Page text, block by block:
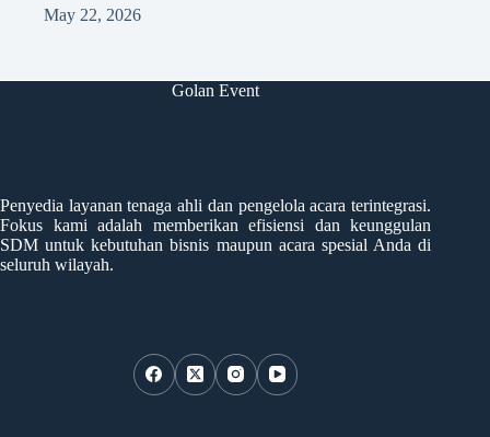
May 22, 2026
Golan Event
Penyedia layanan tenaga ahli dan pengelola acara terintegrasi.
Fokus kami adalah memberikan efisiensi dan keunggulan
SDM untuk kebutuhan bisnis maupun acara spesial Anda di
seluruh wilayah.